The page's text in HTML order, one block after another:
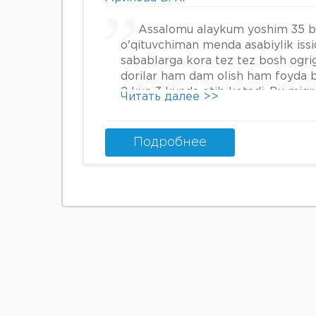
Assalomu alaykum yoshim 35
o'qituvchiman menda asabiylik
sabablarga kora tez tez bosh
dorilar ham dam olish ham foyda
2 kun 3 kunda otib ketadi. Bu
Читать далее >>
Подробнее